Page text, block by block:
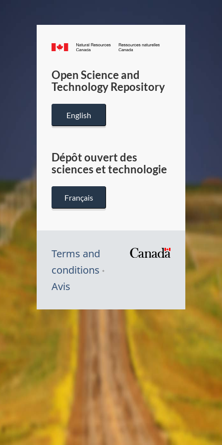
Canada.ca
/
Canada
Open Science and
Technology Repository
English
Dépôt ouvert des
sciences et technologie
Français
Terms and
conditions
Avis
Symbole
Canada